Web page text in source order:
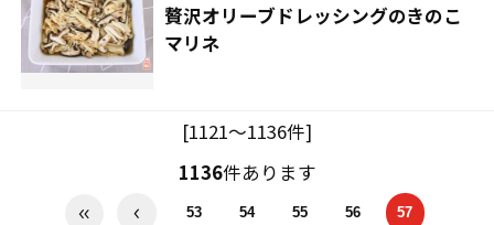
贅沢オリーブドレッシングのきのこ
マリネ
[1121～1136件]
1136件あります
53 54 55 56 57